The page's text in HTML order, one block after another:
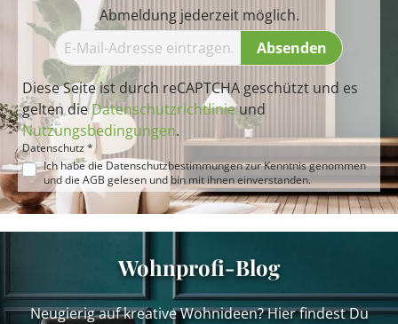
Abmeldung jederzeit möglich.
Absenden
Diese Seite ist durch reCAPTCHA geschützt und es
gelten dieDatenschutzrichtlinieund
Nutzungsbedingungen.
Datenschutz *
Ich habe die Datenschutzbestimmungenzur Kenntnis genommen
und die AGB gelesen und bin mit ihnen einverstanden.
Wohnprofi-Blog
Neugierig auf kreative Wohnideen? Hier findest Du